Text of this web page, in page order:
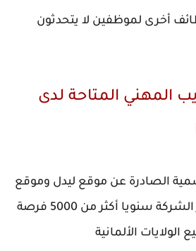
أخرى لموظفين لا يتحدثون
المهني المتاحة لدى
الصادرة عن موقع ليدل وموقع
ausbildung.de، توفر الشركة سنويا أكثر من 5000 فرصة
الألمانية